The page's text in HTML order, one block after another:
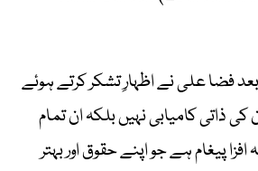
فضا علی نے اظہارِ تشکر کرتے ہوئے
کی ذاتی کامیابی نہیں بلکہ ان تمام
پیغام ہے جو اپنے حقوق اور بہتر